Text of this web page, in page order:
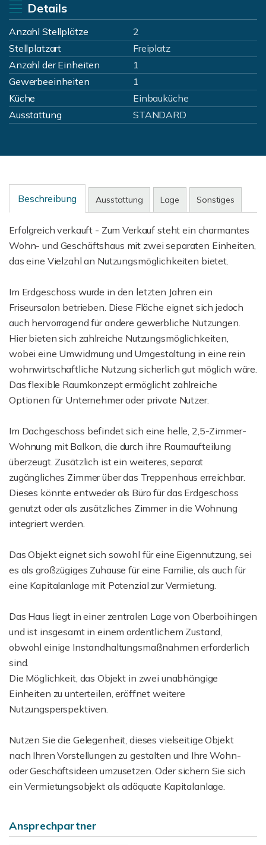
Details
Anzahl Stellplätze
2
Stellplatzart
Freiplatz
Anzahl der Einheiten
1
Gewerbeeinheiten
1
Küche
Einbauküche
Ausstattung
STANDARD
Beschreibung Ausstattung Lage Sonstiges
Erfolgreich verkauft - Zum Verkauf steht ein charmantes
Wohn- und Geschäftshaus mit zwei separaten Einheiten,
das eine Vielzahl an Nutzungsmöglichkeiten bietet.
Im Erdgeschoss wurde in den letzten Jahren ein
Friseursalon betrieben. Diese Fläche eignet sich jedoch
auch hervorragend für andere gewerbliche Nutzungen.
Hier bieten sich zahlreiche Nutzungsmöglichkeiten,
wobei eine Umwidmung und Umgestaltung in eine rein
wohnwirtschaftliche Nutzung sicherlich gut möglich wäre.
Das flexible Raumkonzept ermöglicht zahlreiche
Optionen für Unternehmer oder private Nutzer.
Im Dachgeschoss befindet sich eine helle, 2,5-Zimmer-
Wohnung mit Balkon, die durch ihre Raumaufteilung
überzeugt. Zusätzlich ist ein weiteres, separat
zugängliches Zimmer über das Treppenhaus erreichbar.
Dieses könnte entweder als Büro für das Erdgeschoss
genutzt oder als zusätzliches Zimmer in die Wohnung
integriert werden.
Das Objekt eignet sich sowohl für eine Eigennutzung, sei
es als großzügiges Zuhause für eine Familie, als auch für
eine Kapitalanlage mit Potenzial zur Vermietung.
Das Haus liegt in einer zentralen Lage von Oberboihingen
und ist insgesamt in einem ordentlichem Zustand,
obwohl einige Instandhaltungsmaßnahmen erforderlich
sind.
Die Möglichkeit, das Objekt in zwei unabhängige
Einheiten zu unterteilen, eröffnet weitere
Nutzungsperspektiven.
Nutzen Sie die Gelegenheit, dieses vielseitige Objekt
nach Ihren Vorstellungen zu gestalten und Ihre Wohn-
oder Geschäftsideen umzusetzen. Oder sichern Sie sich
ein Vermietungsobjekt als adäquate Kapitalanlage.
Ansprechpartner